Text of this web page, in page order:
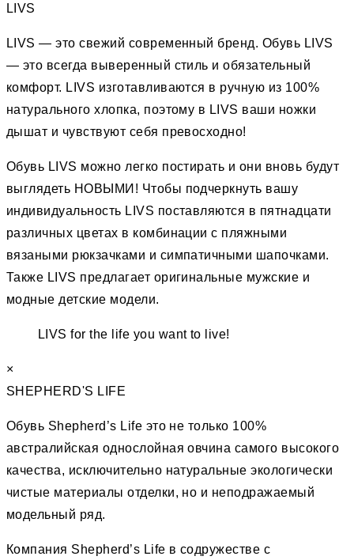
LIVS
LIVS — это свежий современный бренд. Обувь LIVS
— это всегда выверенный стиль и обязательный
комфорт. LIVS изготавливаются в ручную из 100%
натурального хлопка, поэтому в LIVS ваши ножки
дышат и чувствуют себя превосходно!
Обувь LIVS можно легко постирать и они вновь будут
выглядеть НОВЫМИ! Чтобы подчеркнуть вашу
индивидуальность LIVS поставляются в пятнадцати
различных цветах в комбинации с пляжными
вязаными рюкзачками и симпатичными шапочками.
Также LIVS предлагает оригинальные мужские и
модные детские модели.
LIVS for the life you want to live!
×
SHEPHERD'S LIFE
Обувь Shepherd’s Life это не только 100%
австралийская однослойная овчина самого высокого
качества, исключительно натуральные экологически
чистые материалы отделки, но и неподражаемый
модельный ряд.
Компания Shepherd’s Life в содружестве с